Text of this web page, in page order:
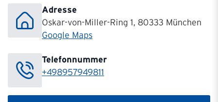
Adresse
Oskar-von-Miller-Ring 1, 80333 München
Google Maps
Telefonnummer
+498957949811